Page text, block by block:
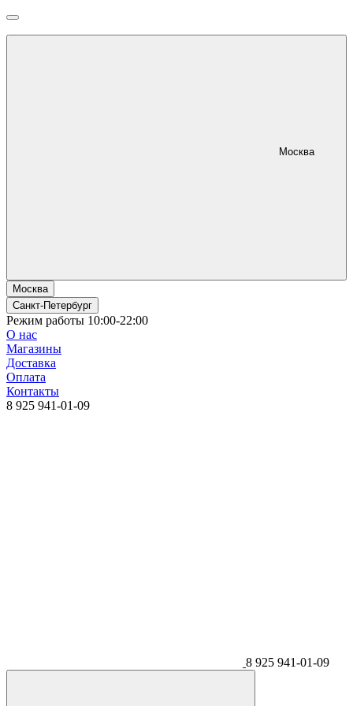
Москва
Москва
Санкт-Петербург
Режим работы 10:00-22:00
О нас
Магазины
Доставка
Оплата
Контакты
8 925 941-01-09
8 925 941-01-09